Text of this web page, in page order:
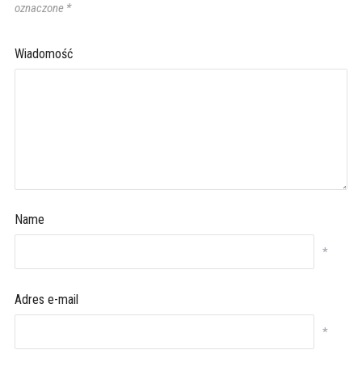
oznaczone *
Wiadomość
Name
*
Adres e-mail
*